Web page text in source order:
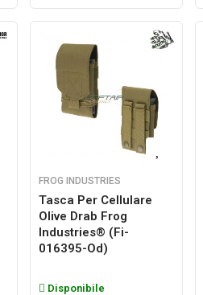
FROG INDUSTRIES
Tasca Per Cellulare
Olive Drab Frog
Industries® (fi-
016395-Od)
Disponibile